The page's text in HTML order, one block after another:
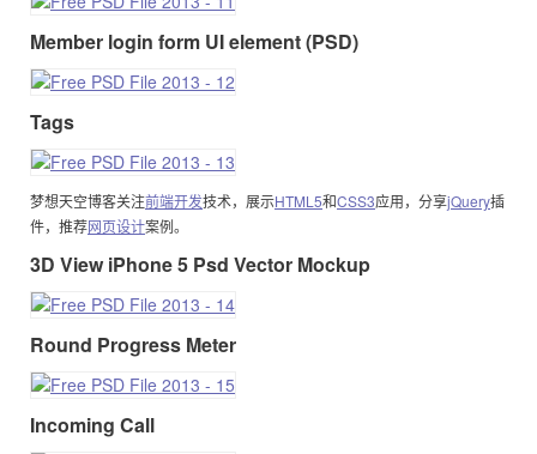
Member login form UI element (PSD)
Tags
梦想天空博客关注前端开发技术，展示HTML5和CSS3应用，分享jQuery插
件，推荐网页设计案例。
3D View iPhone 5 Psd Vector Mockup
Round Progress Meter
Incoming Call